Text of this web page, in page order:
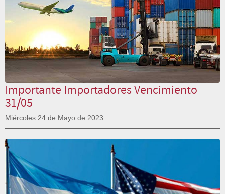
Importante Importadores Vencimiento
31/05
Miércoles 24 de Mayo de 2023